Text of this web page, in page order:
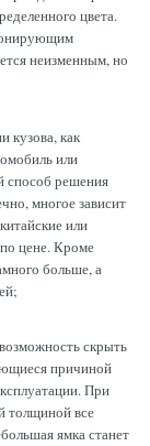
цвета.
неизменным, но
кузова, как
или
способ решения
многое зависит
или
цене. Кроме
больше, а
скрыть
причиной
При
толщиной все
ямка станет